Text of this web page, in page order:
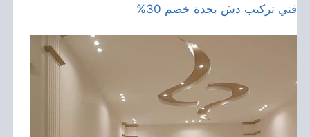
فني تركيب دش بجدة خصم 30%